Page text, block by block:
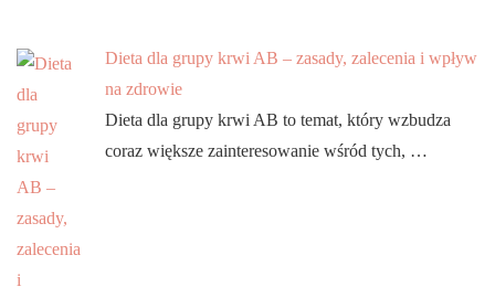
Dieta dla grupy krwi AB – zasady, zalecenia i wpływ
na zdrowie
Dieta dla grupy krwi AB to temat, który wzbudza
coraz większe zainteresowanie wśród tych, …